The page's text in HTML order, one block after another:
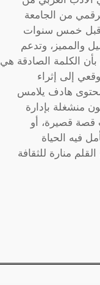
من الجامعة
قبل خمس سنوات
والمميز، وتدعم
الكلمة الصادقة هي
إلى إثراء
محتوى هادف يلامس
منشغلة بإدارة
قصة قصيرة، أو
فيه الحياة
منارة للثقافة